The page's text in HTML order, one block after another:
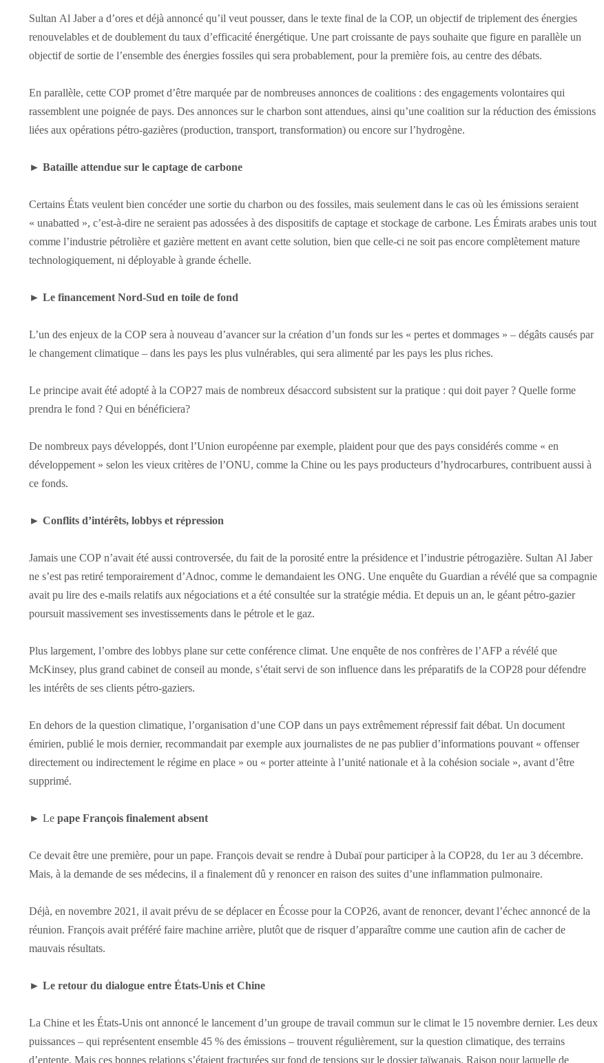
Sultan Al Jaber a d’ores et déjà annoncé qu’il veut pousser, dans le texte final de la COP, un objectif de triplement des énergies
renouvelables et de doublement du taux d’efficacité énergétique. Une part croissante de pays souhaite que figure en parallèle un
objectif de sortie de l’ensemble des énergies fossiles qui sera probablement, pour la première fois, au centre des débats.
En parallèle, cette COP promet d’être marquée par de nombreuses annonces de coalitions : des engagements volontaires qui
rassemblent une poignée de pays. Des annonces sur le charbon sont attendues, ainsi qu’une coalition sur la réduction des émissions
liées aux opérations pétro-gazières (production, transport, transformation) ou encore sur l’hydrogène.
► Bataille attendue sur le captage de carbone
Certains États veulent bien concéder une sortie du charbon ou des fossiles, mais seulement dans le cas où les émissions seraient
« unabatted », c’est-à-dire ne seraient pas adossées à des dispositifs de captage et stockage de carbone. Les Émirats arabes unis tout
comme l’industrie pétrolière et gazière mettent en avant cette solution, bien que celle-ci ne soit pas encore complètement mature
technologiquement, ni déployable à grande échelle.
► Le financement Nord-Sud en toile de fond
L’un des enjeux de la COP sera à nouveau d’avancer sur la création d’un fonds sur les « pertes et dommages » – dégâts causés par
le changement climatique – dans les pays les plus vulnérables, qui sera alimenté par les pays les plus riches.
Le principe avait été adopté à la COP27 mais de nombreux désaccord subsistent sur la pratique : qui doit payer ? Quelle forme
prendra le fond ? Qui en bénéficiera?
De nombreux pays développés, dont l’Union européenne par exemple, plaident pour que des pays considérés comme « en
développement » selon les vieux critères de l’ONU, comme la Chine ou les pays producteurs d’hydrocarbures, contribuent aussi à
ce fonds.
► Conflits d’intérêts, lobbys et répression
Jamais une COP n’avait été aussi controversée, du fait de la porosité entre la présidence et l’industrie pétrogazière. Sultan Al Jaber
ne s’est pas retiré temporairement d’Adnoc, comme le demandaient les ONG. Une enquête du Guardian a révélé que sa compagnie
avait pu lire des e-mails relatifs aux négociations et a été consultée sur la stratégie média. Et depuis un an, le géant pétro-gazier
poursuit massivement ses investissements dans le pétrole et le gaz.
Plus largement, l’ombre des lobbys plane sur cette conférence climat. Une enquête de nos confrères de l’AFP a révélé que
McKinsey, plus grand cabinet de conseil au monde, s’était servi de son influence dans les préparatifs de la COP28 pour défendre
les intérêts de ses clients pétro-gaziers.
En dehors de la question climatique, l’organisation d’une COP dans un pays extrêmement répressif fait débat. Un document
émirien, publié le mois dernier, recommandait par exemple aux journalistes de ne pas publier d’informations pouvant « offenser
directement ou indirectement le régime en place » ou « porter atteinte à l’unité nationale et à la cohésion sociale », avant d’être
supprimé.
► Le pape François finalement absent
Ce devait être une première, pour un pape. François devait se rendre à Dubaï pour participer à la COP28, du 1er au 3 décembre.
Mais, à la demande de ses médecins, il a finalement dû y renoncer en raison des suites d’une inflammation pulmonaire.
Déjà, en novembre 2021, il avait prévu de se déplacer en Écosse pour la COP26, avant de renoncer, devant l’échec annoncé de la
réunion. François avait préféré faire machine arrière, plutôt que de risquer d’apparaître comme une caution afin de cacher de
mauvais résultats.
► Le retour du dialogue entre États-Unis et Chine
La Chine et les États-Unis ont annoncé le lancement d’un groupe de travail commun sur le climat le 15 novembre dernier. Les deux
puissances – qui représentent ensemble 45 % des émissions – trouvent régulièrement, sur la question climatique, des terrains
d’entente. Mais ces bonnes relations s’étaient fracturées sur fond de tensions sur le dossier taïwanais. Raison pour laquelle de